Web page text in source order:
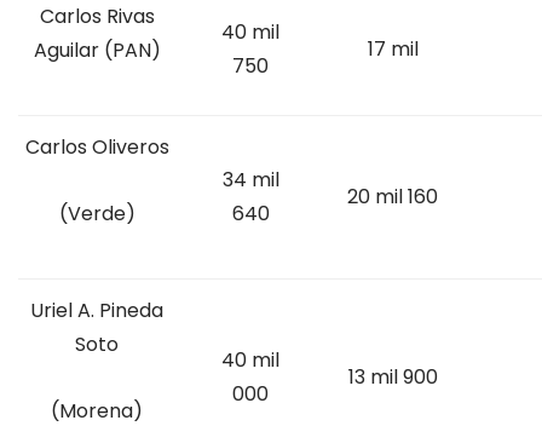
Carlos Rivas
Aguilar (PAN)
40 mil
750
17 mil
Carlos Oliveros
(Verde)
34 mil
640
20 mil 160
Uriel A. Pineda
Soto
(Morena)
40 mil
000
13 mil 900